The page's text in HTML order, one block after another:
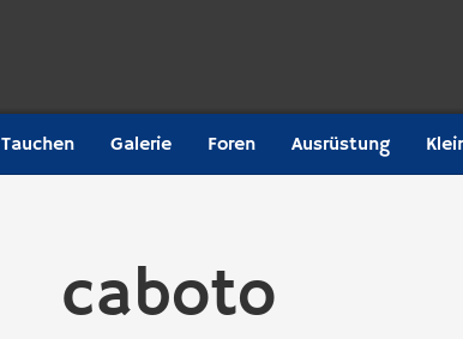
Tauchen Galerie Foren Ausrüstung
caboto